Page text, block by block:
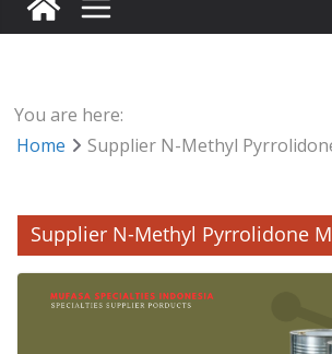
You are here:
Home
Supplier N-Methyl
Supplier N-Methyl Pyrrolidone